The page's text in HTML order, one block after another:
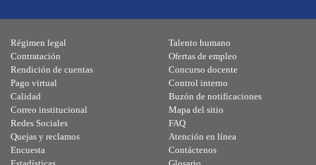
Régimen legal
Contratación
Rendición de cuentas
Pago virtual
Calidad
Talento humano
Ofertas de empleo
Concurso docente
Control interno
Buzón de notificaciones
Correo institucional
Redes Sociales
Quejas y reclamos
Encuesta
Mapa del sitio
FAQ
Atención en línea
Contáctenos